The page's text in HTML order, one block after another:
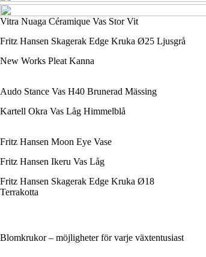
Vitra Nuaga Céramique Vas Stor Vit
Fritz Hansen Skagerak Edge Kruka Ø25 Ljusgrå
New Works Pleat Kanna
Audo Stance Vas H40 Brunerad Mässing
Kartell Okra Vas Låg Himmelblå
Fritz Hansen Moon Eye Vase
Fritz Hansen Ikeru Vas Låg
Fritz Hansen Skagerak Edge Kruka Ø18
Terrakotta
Blomkrukor – möjligheter för varje växtentusiast